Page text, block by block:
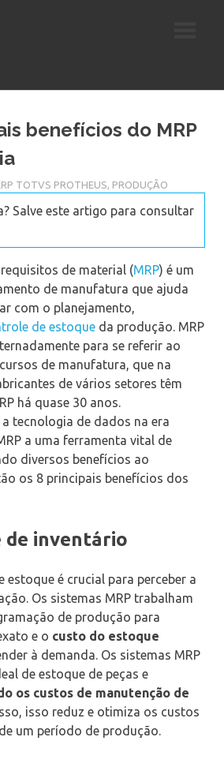
benefícios do MRP
TOTVS PROTHEUS, PRODUÇÃO
Salve este artigo para consultar
de material (MRP) é um
de manufatura que ajuda
com o planejamento,
de estoque da produção. MRP
para se referir ao
de manufatura, que na
de vários setores têm
há quase 30 anos.
tecnologia de dados na era
a uma ferramenta vital de
diversos benefícios ao
os 8 principais benefícios dos
de inventário
estoque é crucial para perceber a
Os sistemas MRP trabalham
de produção para
e o custo do estoque
à demanda. Os sistemas MRP
de estoque de peças e
os custos de manutenção de
isso reduz e otimiza os custos
um período de produção.